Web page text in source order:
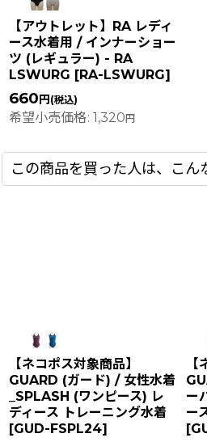
【アウトレット】RA レディ
ース水着用 / インナーショー
ツ (レギュラー) - RA
LSWURG [RA-LSWURG]
660円(税込)
希望小売価格: 1,320 円
この商品を買った人は、こん
【ネコポス対象商品】
GUARD (ガード) / 女性水着
_SPLASH (ワンピース) レ
ディース トレーニング水着
[GUD-FSPL24]
ー
ー
[